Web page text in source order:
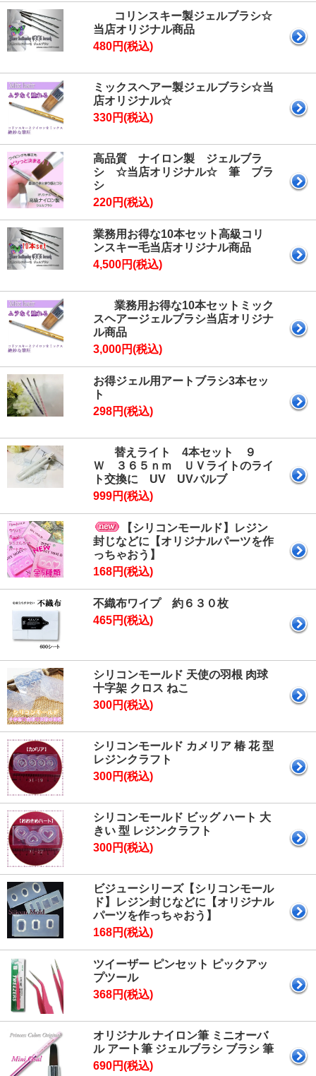
コリンスキー製ジェルブラシ☆
当店オリジナル商品
480円(税込)
ミックスヘアー製ジェルブラシ☆当
店オリジナル☆
330円(税込)
高品質 ナイロン製 ジェルブラ
シ ☆当店オリジナル☆ 筆 ブラ
シ
220円(税込)
業務用お得な10本セット高級コリ
ンスキー毛当店オリジナル商品
4,500円(税込)
業務用お得な10本セットミック
スヘアージェルブラシ当店オリジナ
ル商品
3,000円(税込)
お得ジェル用アートブラシ3本セッ
ト
298円(税込)
替えライト 4本セット ９
Ｗ ３６５ｎｍ ＵＶライトのライ
ト交換に UV UVバルブ
999円(税込)
【シリコンモールド】レジン
封じなどに【オリジナルパーツを作
っちゃおう】
168円(税込)
不織布ワイプ 約６３０枚
465円(税込)
シリコンモールド 天使の羽根 肉球
十字架 クロス ねこ
300円(税込)
シリコンモールド カメリア 椿 花 型
レジンクラフト
300円(税込)
シリコンモールド ビッグ ハート 大
きい 型 レジンクラフト
300円(税込)
ビジューシリーズ【シリコンモール
ド】レジン封じなどに【オリジナル
パーツを作っちゃおう】
168円(税込)
ツイーザー ピンセット ピックアッ
プツール
368円(税込)
オリジナル ナイロン筆 ミニオーバ
ル アート筆 ジェルブラシ ブラシ 筆
690円(税込)